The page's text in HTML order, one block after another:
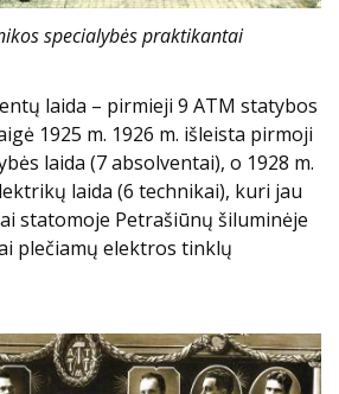
specialybės praktikantai
laida – pirmieji 9 ATM statybos
1925 m. 1926 m. išleista pirmoji
laida (7 absolventai), o 1928 m.
laida (6 technikai), kuri jau
statomoje Petrašiūnų šiluminėje
plečiamų elektros tinklų